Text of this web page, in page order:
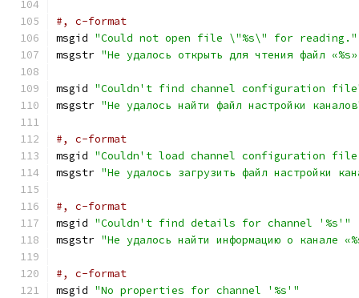
#, c-format
msgid "Could not open file \"%s\" for reading."
msgstr "Не удалось открыть для чтения файл
msgid "Couldn't find channel configuration
msgstr "Не удалось найти файл настройки
#, c-format
msgid "Couldn't load channel configuration
msgstr "Не удалось загрузить файл настройки
#, c-format
msgid "Couldn't find details for channel '%s'"
msgstr "Не удалось найти информацию о канале
#, c-format
msgid "No properties for channel '%s'"